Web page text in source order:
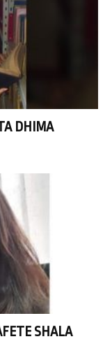
DHIMA
SHALA